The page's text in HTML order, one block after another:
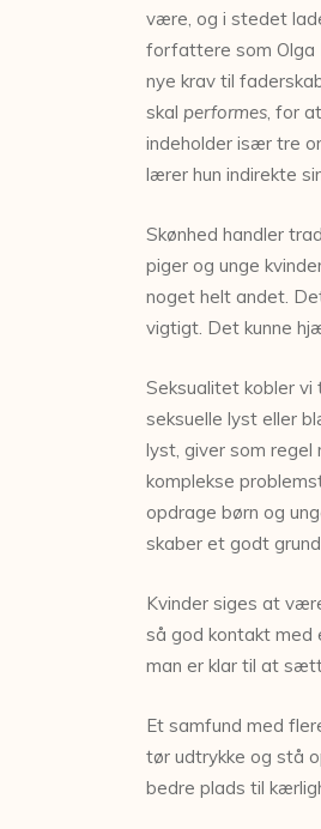
være, og i stedet
forfattere som Olga
nye krav til
skal performes , for
indeholder især tre
lærer hun indirekte
Skønhed handler
piger og unge
noget helt andet.
vigtigt. Det kunne
Seksualitet kobler
seksuelle lyst eller
lyst, giver som
komplekse
opdrage børn og
skaber et godt
Kvinder siges at
så god kontakt med
man er klar til at
Et samfund med
tør udtrykke og stå
bedre plads til